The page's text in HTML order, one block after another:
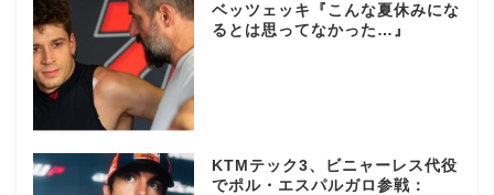
ベッツェッキ『こんな夏休みにな
るとは思ってなかった…』
KTMテック3、ビニャーレス代役
でポル・エスパルガロ参戦：